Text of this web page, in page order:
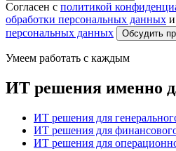
Согласен с политикой
обработки персональных данных и
персональных данных
Обсудить
Умеем работать с каждым
ИТ решения именно
ИТ решения для
ИТ решения для
ИТ решения для